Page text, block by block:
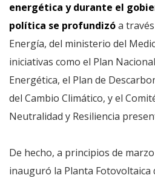
energética y durante el
política se profundizóa
Energía, del ministerio del
iniciativas como el Plan
Energética, el Plan de
del Cambio Climático, y el
Neutralidad y Resiliencia
De hecho, a principios de
inauguró la Planta Fotovoltaica